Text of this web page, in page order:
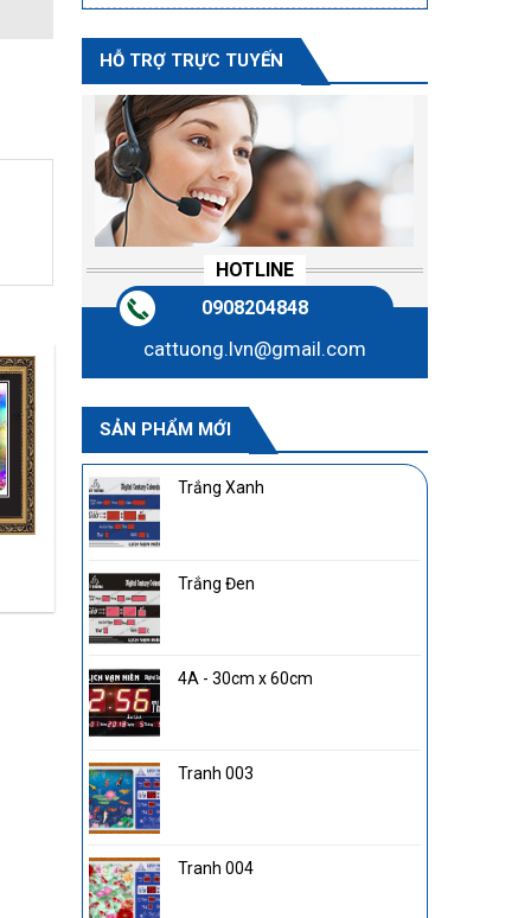
HỖ TRỢ TRỰC TUYẾN
HOTLINE
0908204848
cattuong.lvn@gmail.com
SẢN PHẨM MỚI
Trắng Xanh
Trắng Đen
4A - 30cm x 60cm
Tranh 003
Tranh 004